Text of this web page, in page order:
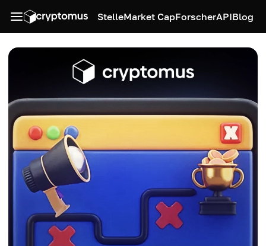
StelleMarket CapForscherAPIBlog